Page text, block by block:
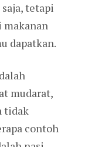
tetapi
makanan
dapatkan.
mudarat,
tidak
contoh